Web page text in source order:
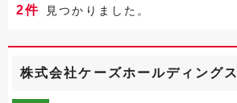
2件 見つかりました。
株式会社ケーズホールディングス